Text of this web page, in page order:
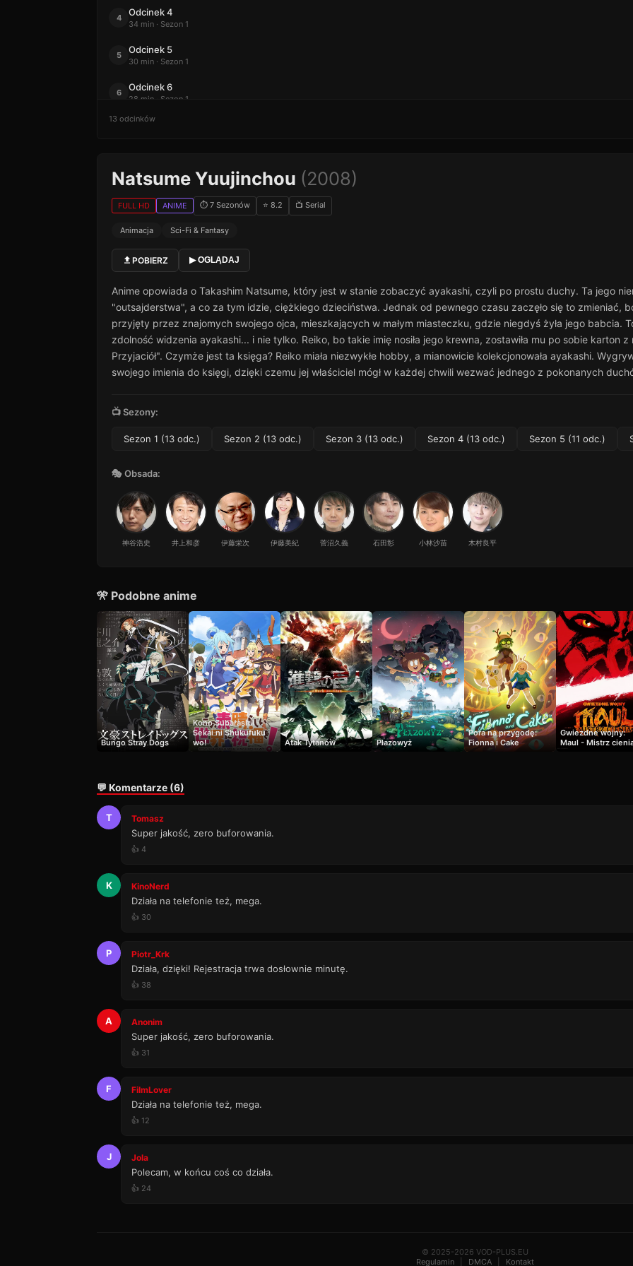
4 Odcinek 4
34 min · Sezon 1
5 Odcinek 5
30 min · Sezon 1
6 Odcinek 6
28 min · Sezon 1
Odcinek 7
22 min · Sezon 1
9 Odcinek 9
42 min · Sezon 1
Odcinek 10
48 min · Sezon 1
Odcinek 11
25 min · Sezon 1
Odcinek 12
28 min · Sezon 1
13
38 min · Sezon 1
13 odcinków
Natsume Yuujinchou (2008)
FULL HD ANIME ⏱ 7 Sezonów ⭐ 8.2 📺 Serial
Animacja Sci-Fi & Fantasy
POBIERZ ▶ OGLĄDAJ
Anime opowiada o Takashim Natsume, który jest w stanie zobaczyć ayakashi, czyli po prostu duchy. Ta jego
"outsajderstwa", a co za tym idzie, ciężkiego dzieciństwa. Jednak od pewnego czasu zaczęło się to zmieniać,
przyjęty przez znajomych swojego ojca, mieszkających w małym miasteczku, gdzie niegdyś żyła jego babcia.
zdolność widzenia ayakashi... i nie tylko. Reiko, bo takie imię nosiła jego krewna, zostawiła mu po sobie karton
Przyjaciół". Czymże jest ta księga? Reiko miała niezwykłe hobby, a mianowicie kolekcjonowała ayakashi.
swojego imienia do księgi, dzięki czemu jej właściciel mógł w każdej chwili wezwać jednego z pokonanych
📺 Sezony:
Sezon 1 (13 odc.) Sezon 2 (13 odc.) Sezon 3 (13 odc.) Sezon 4 (13 odc.) Sezon 5 (11 odc.)
🎭 Obsada:
神谷浩史 井上和彦 伊藤栄次 伊藤美紀 菅沼久義 石田彰 小林沙苗 木村良平
🎌 Podobne anime
Bungo Stray Dogs
Kono Subarashii
Sekai ni Shukufuku
wo!
Atak Tytanów Płazowyż
Pora na przygodę:
Fionna i Cake
Gwiezdne wojny:
Maul - Mistrz
💬 Komentarze (6)
T Tomasz
Super jakość, zero buforowania.
👍 4
K KinoNerd
Działa na telefonie też, mega.
👍 30
P Piotr_Krk
Działa, dzięki! Rejestracja trwa dosłownie minutę.
👍 38
A Anonim
Super jakość, zero buforowania.
👍 31
F FilmLover
Działa na telefonie też, mega.
👍 12
J Jola
Polecam, w końcu coś co działa.
👍 24
© 2025-2026 VOD-PLUS.EU
Regulamin
DMCA Kontakt